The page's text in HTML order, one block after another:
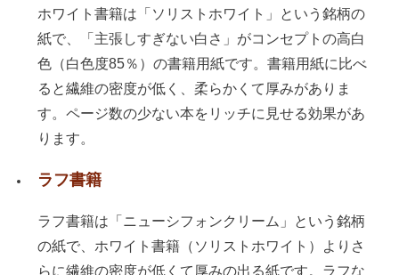
ホワイト書籍は「ソリストホワイト」という銘柄の
紙で、「主張しすぎない白さ」がコンセプトの高白
色（白色度85％）の書籍用紙です。書籍用紙に比べ
ると繊維の密度が低く、柔らかくて厚みがありま
す。ページ数の少ない本をリッチに見せる効果があ
ります。
ラフ書籍
ラフ書籍は「ニューシフォンクリーム」という銘柄
の紙で、ホワイト書籍（ソリストホワイト）よりさ
らに繊維の密度が低くて厚みの出る紙です。ラフな